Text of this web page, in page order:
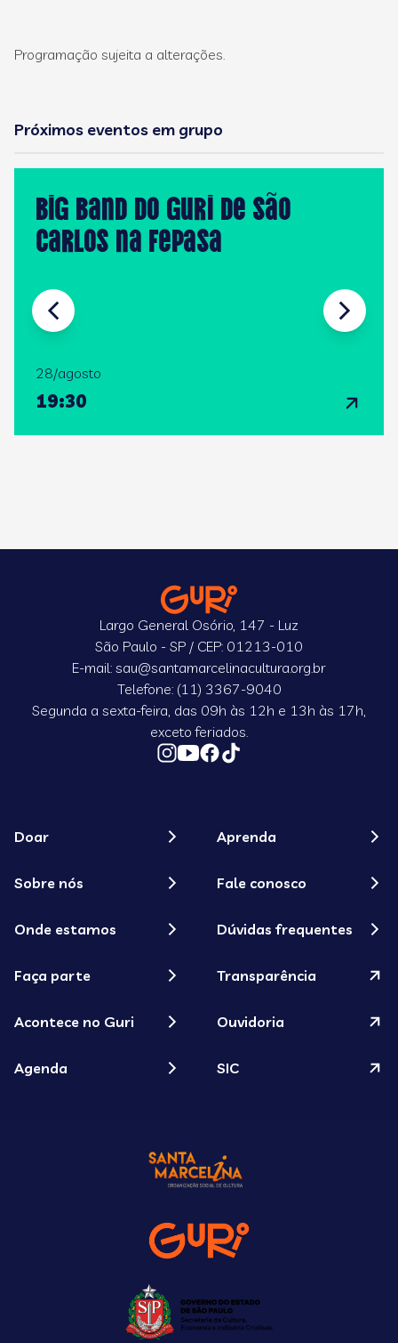
Programação sujeita a alterações.
Próximos eventos em grupo
Big Band do GURI de São
Carlos na FEPASA
28/agosto
19:30
Largo General Osório, 147 - Luz
São Paulo - SP / CEP: 01213-010
E-mail: sau@santamarcelinacultura.org.br
Telefone: (11) 3367-9040
Segunda a sexta-feira, das 09h às 12h e 13h às 17h,
exceto feriados.
Doar
Sobre nós
Onde estamos
Faça parte
Acontece no Guri
Agenda
Aprenda
Fale conosco
Dúvidas frequentes
Transparência
Ouvidoria
SIC